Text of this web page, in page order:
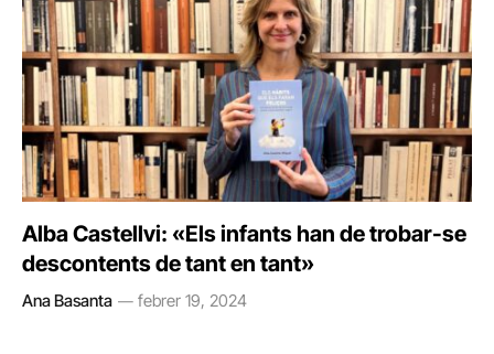
Alba Castellvi: «Els infants han de trobar-se
descontents de tant en tant»
Ana Basanta febrer 19, 2024